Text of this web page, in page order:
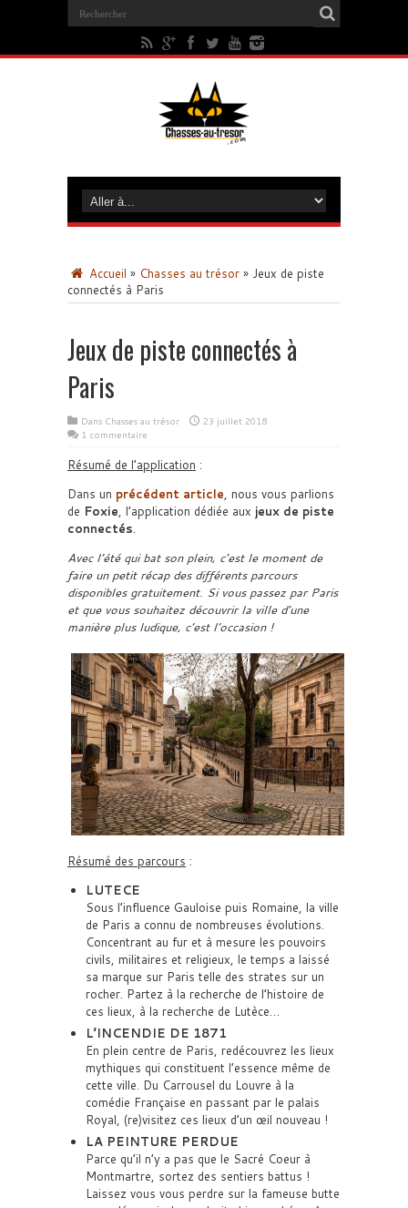
Accueil » Chasses au trésor » Jeux de piste
connectés à Paris
Jeux de piste connectés à
Paris
Dans Chasses au trésor
23 juillet 2018
1 commentaire
Résumé de l’application :
Dans un précédent article, nous vous parlions
de Foxie, l’application dédiée aux jeux de piste
connectés.
Avec l’été qui bat son plein, c’est le moment de
faire un petit récap des différents parcours
disponibles gratuitement. Si vous passez par Paris
et que vous souhaitez découvrir la ville d’une
manière plus ludique, c’est l’occasion !
Résumé des parcours :
LUTECE
Sous l’influence Gauloise puis Romaine, la ville
de Paris a connu de nombreuses évolutions.
Concentrant au fur et à mesure les pouvoirs
civils, militaires et religieux, le temps a laissé
sa marque sur Paris telle des strates sur un
rocher. Partez à la recherche de l’histoire de
ces lieux, à la recherche de Lutèce…
L’INCENDIE DE 1871
En plein centre de Paris, redécouvrez les lieux
mythiques qui constituent l’essence même de
cette ville. Du Carrousel du Louvre à la
comédie Française en passant par le palais
Royal, (re)visitez ces lieux d’un œil nouveau !
LA PEINTURE PERDUE
Parce qu’il n’y a pas que le Sacré Coeur à
Montmartre, sortez des sentiers battus !
Laissez vous vous perdre sur la fameuse butte